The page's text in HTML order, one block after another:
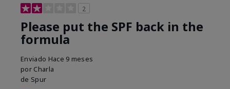
2
Please put the SPF back in the
formula
Enviado Hace 9 meses
por Charla
de Spur